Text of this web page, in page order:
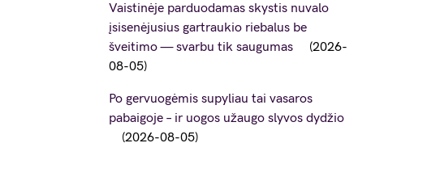
Vaistinėje parduodamas skystis nuvalo
įsisenėjusius gartraukio riebalus be
šveitimo — svarbu tik saugumas
2026-
08-05
Po gervuogėmis supyliau tai vasaros
pabaigoje – ir uogos užaugo slyvos dydžio
2026-08-05